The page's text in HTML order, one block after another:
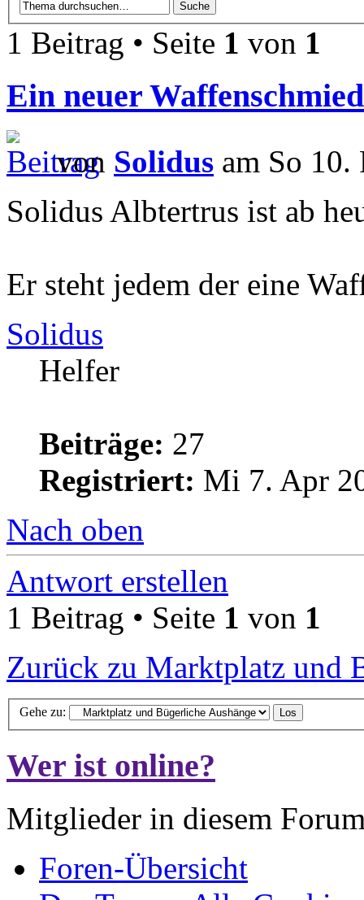
1 Beitrag • Seite 1 von 1
Ein neuer
von Solidus am So 10.
Solidus Albtertrus ist ab
Er steht jedem der eine
Solidus
Helfer
Beiträge: 27
Registriert: Mi 7. Apr
Nach oben
Antwort erstellen
1 Beitrag • Seite 1 von 1
Zurück zu Marktplatz und
Gehe zu:
Wer ist online?
Mitglieder in diesem
Foren-Übersicht